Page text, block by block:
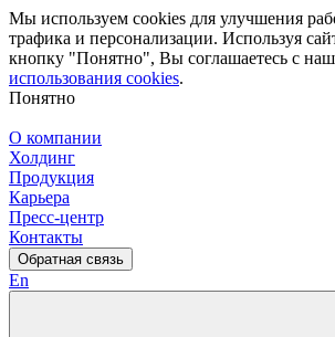
Мы используем cookies для улучшения
трафика и персонализации. Используя
кнопку "Понятно", Вы соглашаетесь с
использования cookies.
Понятно
О компании
Холдинг
Продукция
Карьера
Пресс-центр
Контакты
Обратная связь
En